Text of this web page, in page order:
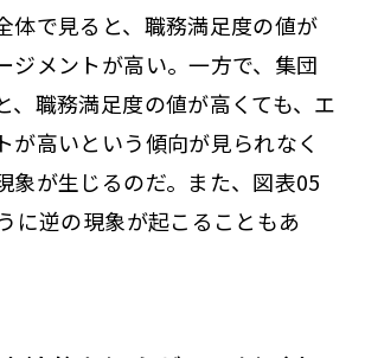
体で見ると、職務満足度の値が
ジメントが高い。一方で、集団
、職務満足度の値が高くても、エ
が高いという傾向が見られなく
象が生じるのだ。また、図表05
に逆の現象が起こることもあ